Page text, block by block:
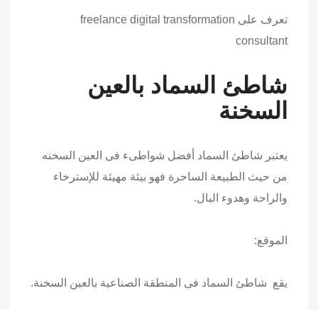
تعرف على freelance digital transformation
consultant
شاطئ السماد بالعين
السخنة
يعتبر شاطئ السماد أفضل شواطىء فى العين السخنه
من حيث الطبيعة الساحرة فهو بيئة مهيئة للإسترخاء
والراحة وهدوء البال.
الموقع:
يقع شاطئ السماد فى المنطقة الصناعية بالعين السخنة.